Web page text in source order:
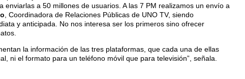
a 50 millones de usuarios. A las 7 PM realizamos un envío a
, Coordinadora de Relaciones Públicas de UNO TV, siendo
y anticipada. No nos interesa ser los primeros sino ofrecer
la información de las tres plataformas, que cada una de ellas
ni el formato para un teléfono móvil que para televisión”, señala.